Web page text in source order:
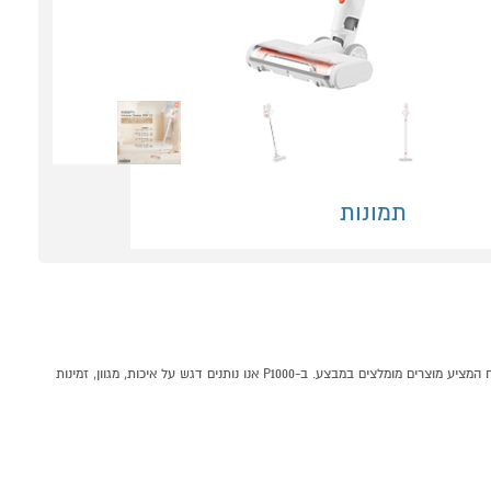
תמונות
שואב אבק אלחוטי דגם Xiaomi Vacuum Cleaner G20 Lite קונים אונליין בקטגוריית שואב אבק ידני במחלקת מוצרי חשמל לבית בP1000 - אתר קניות ישראלי בטוח, משתלם ונוח המציע מוצרים מומלצים במבצע. ב-P1000 אנו נותנים דגש על איכות, מגוון, זמינות